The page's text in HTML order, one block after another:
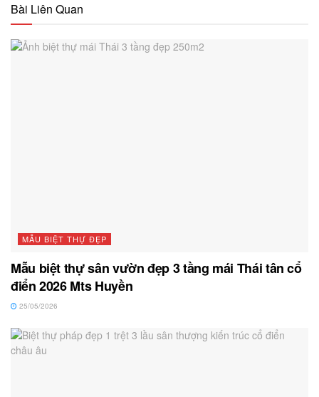
Bài Liên Quan
MẪU BIỆT THỰ ĐẸP
Mẫu biệt thự sân vườn đẹp 3 tầng mái Thái tân cổ
điển 2026 Mts Huyền
25/05/2026